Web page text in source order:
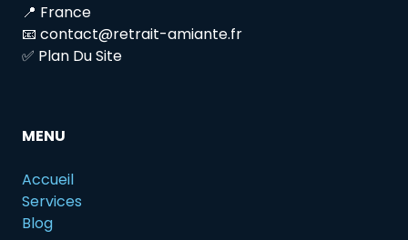
📍 France
📧 contact@retrait-amiante.fr
✅ Plan Du Site
MENU
Accueil
Services
Blog